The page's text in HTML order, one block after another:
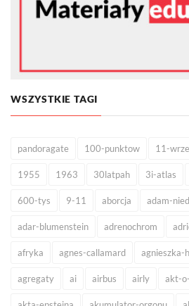
WSZYSTKIE TAGI
pandoragate 100-punktow 11-
1955 1963 30latpah 3i-atlas
600-tys 9-11 aborcja adam-
adar-blumenstein adrenochrom
afryka agnes-callamard agnieszka-
agregaty ai airbus airly akt-